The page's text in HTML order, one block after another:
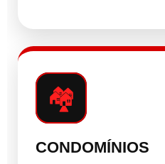
🏘️
CONDOMÍNIOS